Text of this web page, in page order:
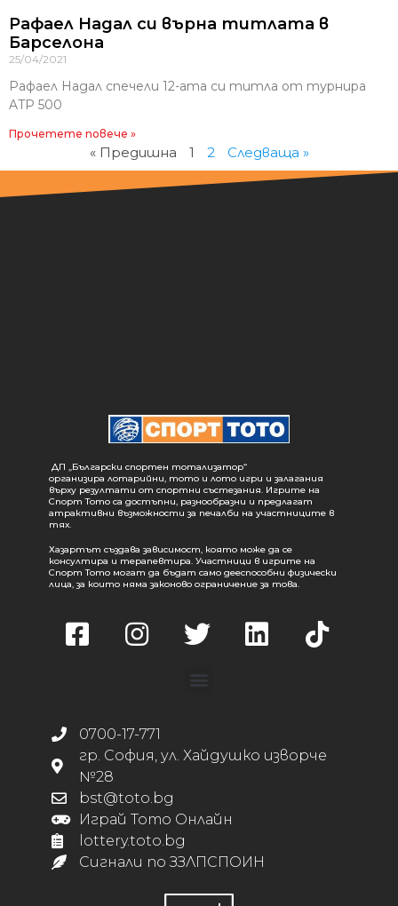
Рафаел Надал си върна титлата в
Барселона
25/04/2021
Рафаел Надал спечели 12-ата си титла от турнира
ATP 500
Прочетете повече »
« Предишна 1 2 Следваща »
ДП „Български спортен тотализатор“
организира лотарийни, тото и лото игри и залагания
върху резултати от спортни състезания. Игрите на
Спорт Тото са достъпни, разнообразни и предлагат
атрактивни възможности за печалби на участниците в
тях.
Хазартът създава зависимост, която може да се
консултира и терапевтира. Участници в игрите на
Спорт Тото могат да бъдат само дееспособни физически
лица, за които няма законово ограничение за това.
0700-17-771
гр. София, ул. Хайдушко изворче
№28
bst@toto.bg
Играй Тото Онлайн
lottery.toto.bg
Сигнали по ЗЗЛПСПОИН